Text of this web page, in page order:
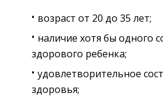
возраст от 20 до 35 лет;
наличие хотя бы одного
здорового ребенка;
удовлетворительное
здоровья;